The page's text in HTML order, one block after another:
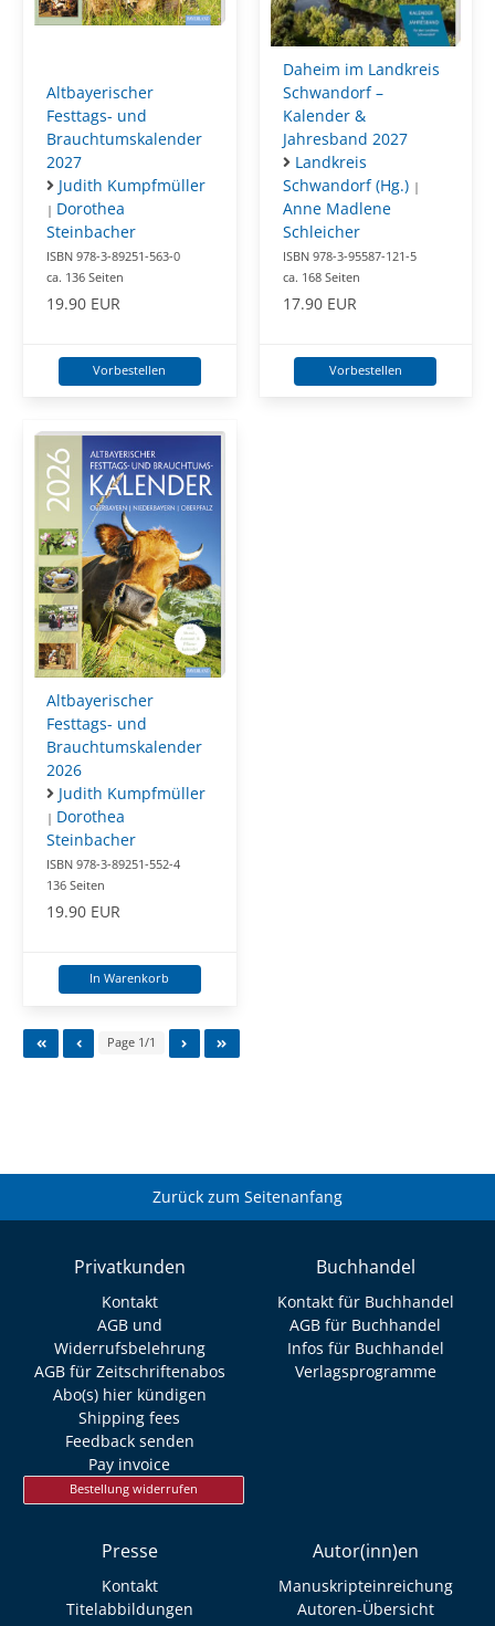
Altbayerischer
Festtags- und
Brauchtumskalender
2027
Judith Kumpfmüller
| Dorothea
Steinbacher
ISBN 978-3-89251-563-0
ca. 136 Seiten
19.90 EUR
Vorbestellen
Daheim im Landkreis
Schwandorf –
Kalender &
Jahresband 2027
Landkreis
Schwandorf (Hg.) |
Anne Madlene
Schleicher
ISBN 978-3-95587-121-5
ca. 168 Seiten
17.90 EUR
Vorbestellen
Altbayerischer
Festtags- und
Brauchtumskalender
2026
Judith Kumpfmüller
| Dorothea
Steinbacher
ISBN 978-3-89251-552-4
136 Seiten
19.90 EUR
In Warenkorb
Page 1/1
Zurück zum Seitenanfang
Privatkunden
Kontakt
AGB und
Widerrufsbelehrung
AGB für Zeitschriftenabos
Abo(s) hier kündigen
Shipping fees
Feedback senden
Pay invoice
Bestellung widerrufen
Buchhandel
Kontakt für Buchhandel
AGB für Buchhandel
Infos für Buchhandel
Verlagsprogramme
Presse
Kontakt
Titelabbildungen
Autor(inn)en
Manuskripteinreichung
Autoren-Übersicht